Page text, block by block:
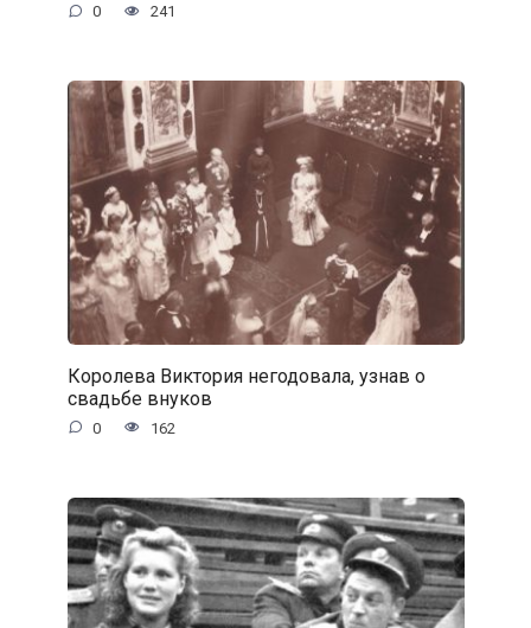
0 241
Королева Виктория негодовала, узнав о
свадьбе внуков
0 162